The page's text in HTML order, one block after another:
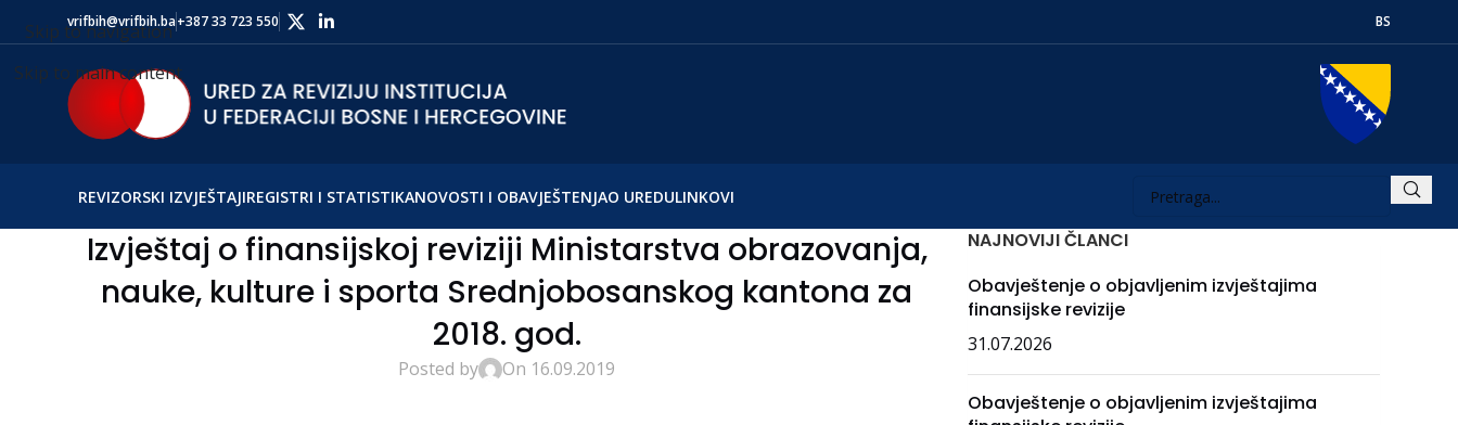
Skip to navigation
Skip to main content
vrifbih@vrifbih.ba+387 33 723 550 BS
REVIZORSKI IZVJEŠTAJIREGISTRI I STATISTIKANOVOSTI I OBAVJEŠTENJAO UREDULINKOVI
Izvještaj o finansijskoj reviziji Ministarstva obrazovanja,
nauke, kulture i sporta Srednjobosanskog kantona za
2018. god.
Posted by On 16.09.2019
NAJNOVIJI ČLANCI
Obavještenje o objavljenim izvještajima
finansijske revizije
31.07.2026
Obavještenje o objavljenim izvještajima